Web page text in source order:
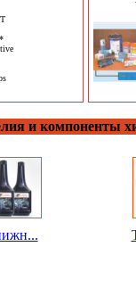
и компоненты